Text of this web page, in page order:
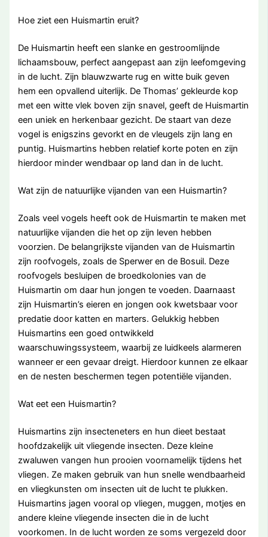
Hoe ziet een Huismartin eruit?
De Huismartin heeft een slanke en gestroomlijnde
lichaamsbouw, perfect aangepast aan zijn leefomgeving
in de lucht. Zijn blauwzwarte rug en witte buik geven
hem een opvallend uiterlijk. De Thomas’ gekleurde kop
met een witte vlek boven zijn snavel, geeft de Huismartin
een uniek en herkenbaar gezicht. De staart van deze
vogel is enigszins gevorkt en de vleugels zijn lang en
puntig. Huismartins hebben relatief korte poten en zijn
hierdoor minder wendbaar op land dan in de lucht.
Wat zijn de natuurlijke vijanden van een Huismartin?
Zoals veel vogels heeft ook de Huismartin te maken met
natuurlijke vijanden die het op zijn leven hebben
voorzien. De belangrijkste vijanden van de Huismartin
zijn roofvogels, zoals de Sperwer en de Bosuil. Deze
roofvogels besluipen de broedkolonies van de
Huismartin om daar hun jongen te voeden. Daarnaast
zijn Huismartin’s eieren en jongen ook kwetsbaar voor
predatie door katten en marters. Gelukkig hebben
Huismartins een goed ontwikkeld
waarschuwingssysteem, waarbij ze luidkeels alarmeren
wanneer er een gevaar dreigt. Hierdoor kunnen ze elkaar
en de nesten beschermen tegen potentiële vijanden.
Wat eet een Huismartin?
Huismartins zijn insecteneters en hun dieet bestaat
hoofdzakelijk uit vliegende insecten. Deze kleine
zwaluwen vangen hun prooien voornamelijk tijdens het
vliegen. Ze maken gebruik van hun snelle wendbaarheid
en vliegkunsten om insecten uit de lucht te plukken.
Huismartins jagen vooral op vliegen, muggen, motjes en
andere kleine vliegende insecten die in de lucht
voorkomen. In de lucht worden ze soms vergezeld door